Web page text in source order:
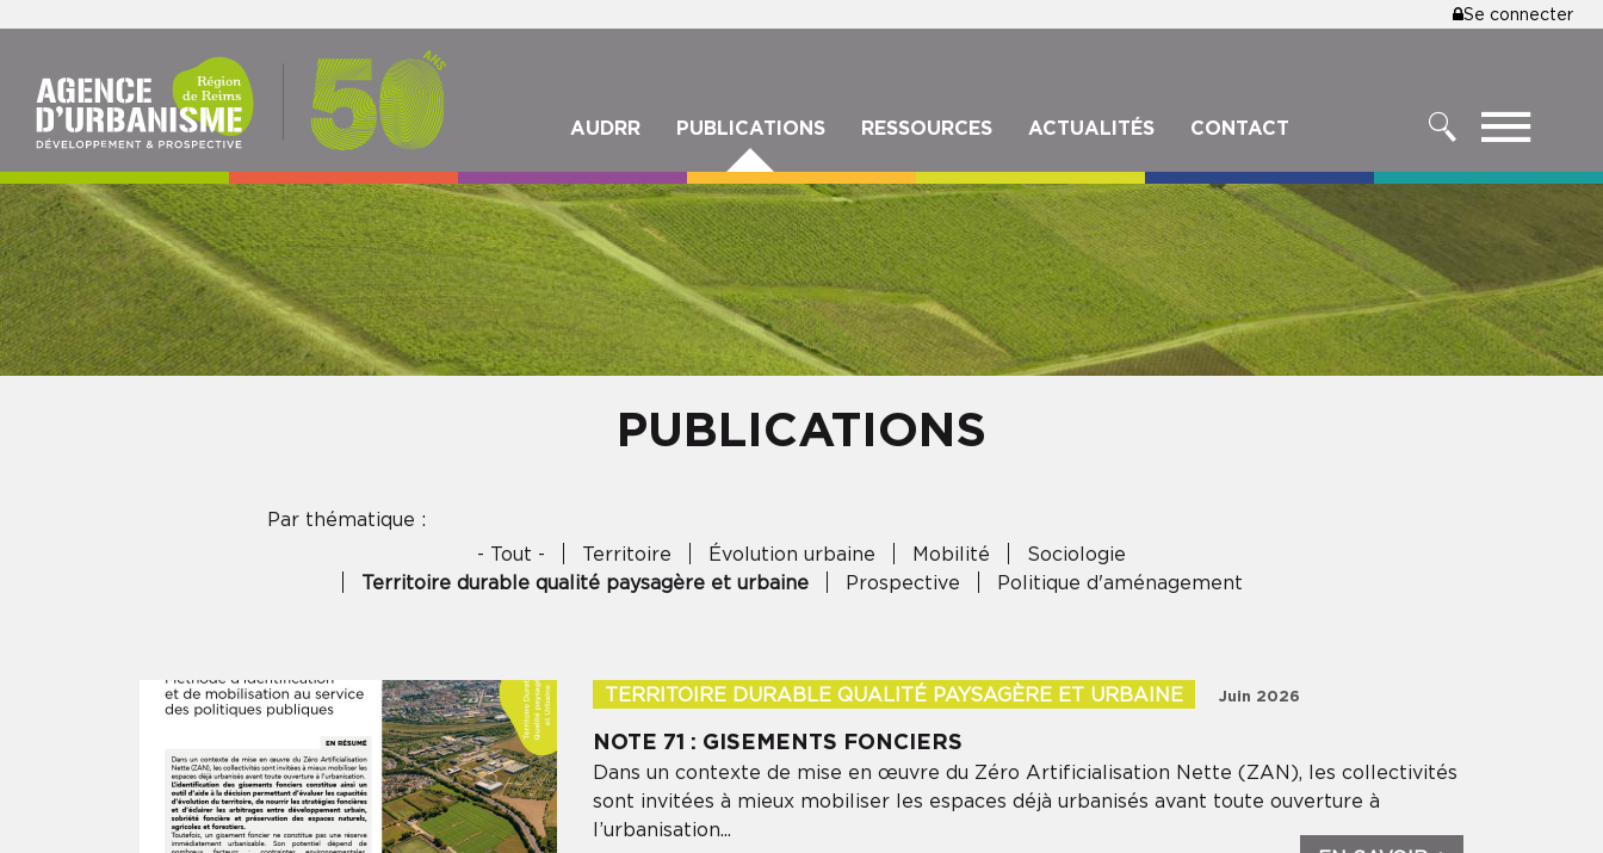
MENU
DE
Se connecter
NAVIGATION
AUDRR PUBLICATIONS RESSOURCES ACTUALITÉS CONTACT MENU
PUBLICATIONS
Par thématique :
- Tout -
Territoire Évolution urbaine Mobilité
Sociologie
Territoire durable qualité paysagère et urbaine
Prospective Politique d'aménagement
TERRITOIRE DURABLE QUALITÉ PAYSAGÈRE ET URBAINE Juin 2026
NOTE 71 : GISEMENTS FONCIERS
Dans un contexte de mise en œuvre du Zéro Artificialisation Nette (ZAN), les collectivités
sont invitées à mieux mobiliser les espaces déjà urbanisés avant toute ouverture à
l’urbanisation...